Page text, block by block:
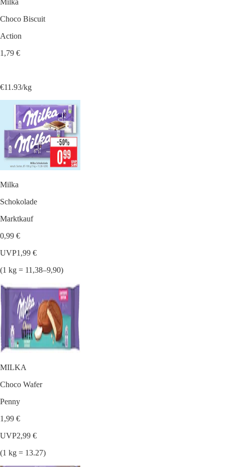
Choco Biscuit
Action
1,79 €
€11.93/kg
Milka
Schokolade
Marktkauf
0,99 €
UVP1,99 €
(1 kg = 11,38–9,90)
MILKA
Choco Wafer
Penny
1,99 €
UVP2,99 €
(1 kg = 13.27)